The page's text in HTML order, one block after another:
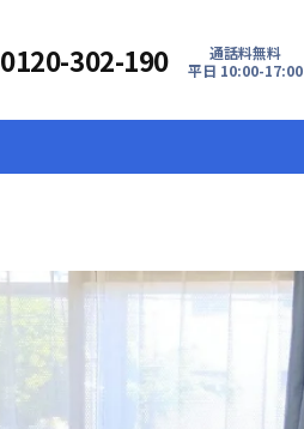
0120-302-190
通話料無料
平日 10:00-17:00